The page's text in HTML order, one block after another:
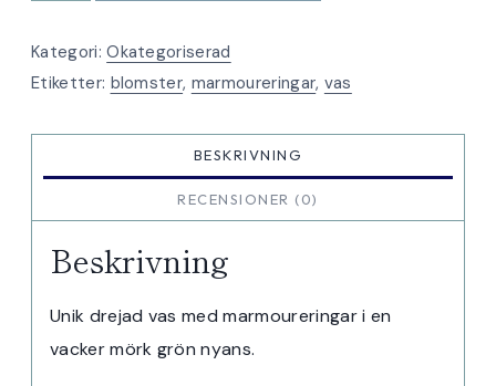
mängd
Kategori:Okategoriserad
Etiketter: blomster, marmoureringar, vas
BESKRIVNING
RECENSIONER (0)
Beskrivning
Unik drejad vas med marmoureringar i en
vacker mörk grön nyans.